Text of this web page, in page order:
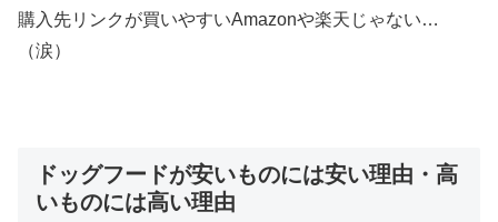
購入先リンクが買いやすいAmazonや楽天じゃない…
（涙）
ドッグフードが安いものには安い理由・高
いものには高い理由